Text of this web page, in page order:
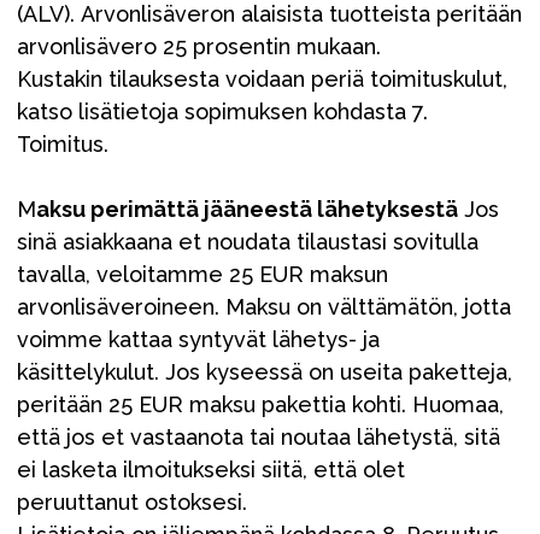
(ALV). Arvonlisäveron alaisista tuotteista peritään
arvonlisävero 25 prosentin mukaan.
Kustakin tilauksesta voidaan periä toimituskulut,
katso lisätietoja sopimuksen kohdasta 7.
Toimitus.
Maksu perimättä jääneestä lähetyksestä Jos
sinä asiakkaana et noudata tilaustasi sovitulla
tavalla, veloitamme 25 EUR maksun
arvonlisäveroineen. Maksu on välttämätön, jotta
voimme kattaa syntyvät lähetys- ja
käsittelykulut. Jos kyseessä on useita paketteja,
peritään 25 EUR maksu pakettia kohti. Huomaa,
että jos et vastaanota tai noutaa lähetystä, sitä
ei lasketa ilmoitukseksi siitä, että olet
peruuttanut ostoksesi.